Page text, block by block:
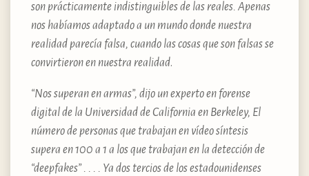
son prácticamente indistinguibles de las reales. Apenas
nos habíamos adaptado a un mundo donde nuestra
realidad parecía falsa, cuando las cosas que son falsas se
convirtieron en nuestra realidad.
“Nos superan en armas”, dijo un experto en forense
digital de la Universidad de California en Berkeley, El
número de personas que trabajan en vídeo síntesis
supera en 100 a 1 a los que trabajan en la detección de
“deepfakes” . . . . Ya dos tercios de los estadounidenses